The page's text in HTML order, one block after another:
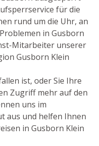
für die
rund um die Uhr, an
in Gusborn
Mitarbeiter unserer
Gusborn Klein
ist, oder Sie Ihre
Zugriff mehr auf den
uns im
aus und helfen Ihnen
in Gusborn Klein